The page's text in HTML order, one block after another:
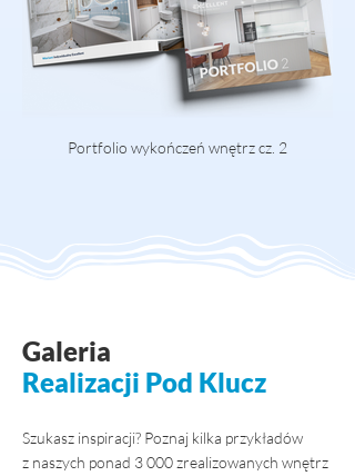
Portfolio wykończeń wnętrz cz. 2
Galeria
Realizacji Pod Klucz
Szukasz inspiracji? Poznaj kilka przykładów
z naszych ponad 3 000 zrealizowanych wnętrz